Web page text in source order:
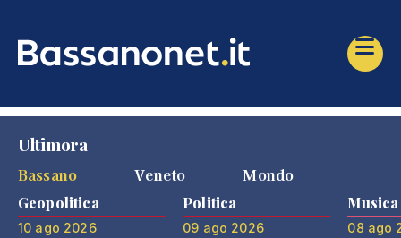
Ultimora
Bassano
Veneto Mondo
Geopolitica
10 ago 2026
Politica
09 ago 2026
Musica
08 ago